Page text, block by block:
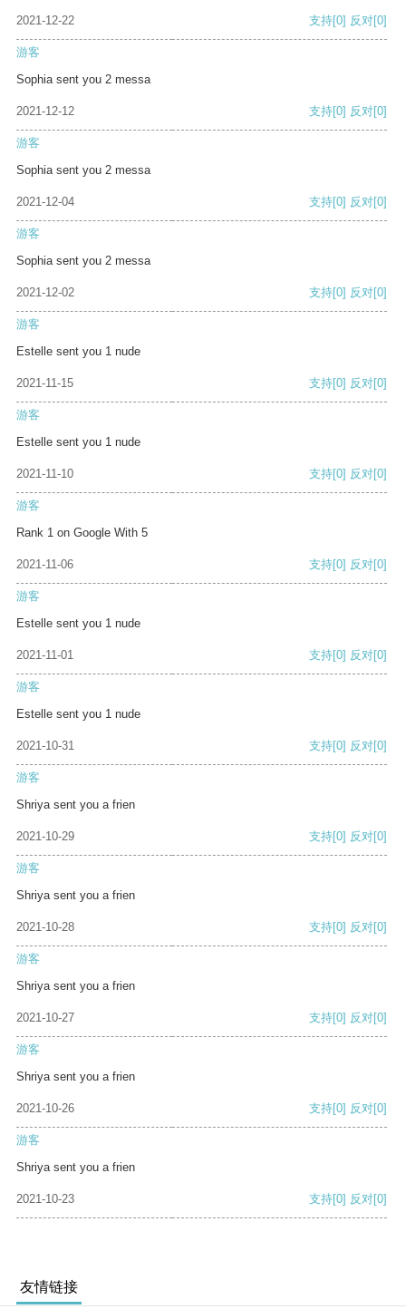
2021-12-22 支持[0] 反对[0]
游客
Sophia sent you 2 messa
2021-12-12 支持[0] 反对[0]
游客
Sophia sent you 2 messa
2021-12-04 支持[0] 反对[0]
游客
Sophia sent you 2 messa
2021-12-02 支持[0] 反对[0]
游客
Estelle sent you 1 nude
2021-11-15 支持[0] 反对[0]
游客
Estelle sent you 1 nude
2021-11-10 支持[0] 反对[0]
游客
Rank 1 on Google With 5
2021-11-06 支持[0] 反对[0]
游客
Estelle sent you 1 nude
2021-11-01 支持[0] 反对[0]
游客
Estelle sent you 1 nude
2021-10-31 支持[0] 反对[0]
游客
Shriya sent you a frien
2021-10-29 支持[0] 反对[0]
游客
Shriya sent you a frien
2021-10-28 支持[0] 反对[0]
游客
Shriya sent you a frien
2021-10-27 支持[0] 反对[0]
游客
Shriya sent you a frien
2021-10-26 支持[0] 反对[0]
游客
Shriya sent you a frien
2021-10-23 支持[0] 反对[0]
友情链接